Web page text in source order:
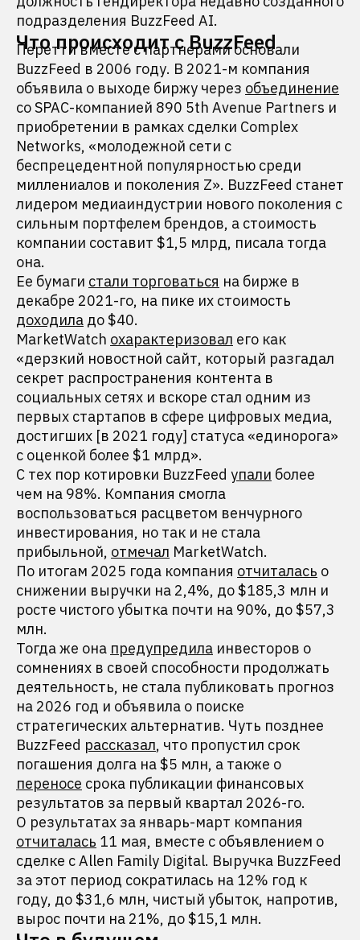
подразделения BuzzFeed AI.
Что происходит с BuzzFeed
Перетти вместе с партнерами основали
BuzzFeed в 2006 году. В 2021-м компания
объявила о выходе биржу через объединение
со SPAC-компанией 890 5th Avenue Partners и
приобретении в рамках сделки Complex
Networks, «молодежной сети с
беспрецедентной популярностью среди
миллениалов и поколения Z». BuzzFeed станет
лидером медиаиндустрии нового поколения с
сильным портфелем брендов, а стоимость
компании составит $1,5 млрд, писала тогда
она.
Ее бумаги стали торговаться на бирже в
декабре 2021-го, на пике их стоимость
доходила до $40.
MarketWatch охарактеризовал его как
«дерзкий новостной сайт, который разгадал
секрет распространения контента в
социальных сетях и вскоре стал одним из
первых стартапов в сфере цифровых медиа,
достигших [в 2021 году] статуса «единорога»
с оценкой более $1 млрд».
С тех пор котировки BuzzFeed упали более
чем на 98%. Компания смогла
воспользоваться расцветом венчурного
инвестирования, но так и не стала
прибыльной, отмечал MarketWatch.
По итогам 2025 года компания отчиталась о
снижении выручки на 2,4%, до $185,3 млн и
росте чистого убытка почти на 90%, до $57,3
млн.
Тогда же она предупредила инвесторов о
сомнениях в своей способности продолжать
деятельность, не стала публиковать прогноз
на 2026 год и объявила о поиске
стратегических альтернатив. Чуть позднее
BuzzFeed рассказал, что пропустил срок
погашения долга на $5 млн, а также о
переносе срока публикации финансовых
результатов за первый квартал 2026-го.
О результатах за январь-март компания
отчиталась 11 мая, вместе с объявлением о
сделке с Allen Family Digital. Выручка BuzzFeed
за этот период сократилась на 12% год к
году, до $31,6 млн, чистый убыток, напротив,
вырос почти на 21%, до $15,1 млн.